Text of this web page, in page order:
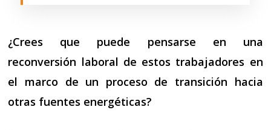
¿Crees que puede pensarse en una
reconversión laboral de estos trabajadores en
el marco de un proceso de transición hacia
otras fuentes energéticas?